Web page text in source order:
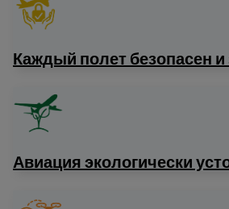
Каждый полет безопасен
Авиация экологически